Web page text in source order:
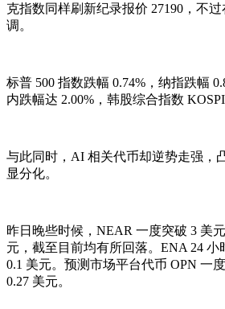
克指数同样刷新纪录报价 27190，不
调。
标普 500 指数跌幅 0.74%，纳指跌幅
内跌幅达 2.00%，韩股综合指数 KOSPI
与此同时，AI 相关代币却逆势走强，
显分化。
昨日晚些时候，NEAR 一度突破 3 美
元，截至目前均有所回落。ENA 24 小
0.1 美元。预测市场平台代币 OPN 一
0.27 美元。